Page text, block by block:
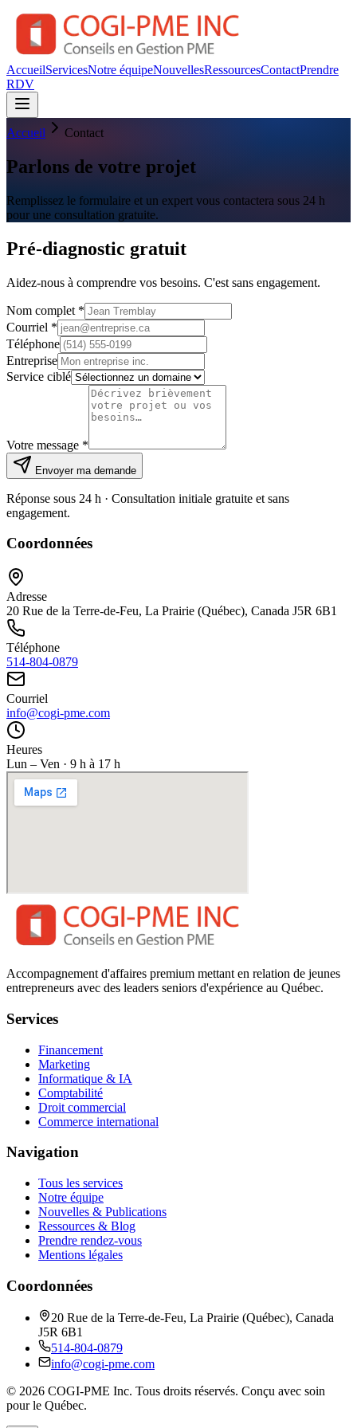
AccueilServicesNotre équipeNouvellesRessourcesContactPrendre
RDV
Accueil Contact
Parlons de votre projet
Remplissez le formulaire et un expert vous contactera sous 24 h
pour une consultation gratuite.
Pré-diagnostic gratuit
Aidez-nous à comprendre vos besoins. C'est sans engagement.
Nom complet *
Courriel *
Téléphone
Entreprise
Service ciblé
Votre message *
Envoyer ma demande
Réponse sous 24 h · Consultation initiale gratuite et sans
engagement.
Coordonnées
Adresse
20 Rue de la Terre-de-Feu, La Prairie (Québec), Canada J5R 6B1
Téléphone
514-804-0879
Courriel
info@cogi-pme.com
Heures
Lun – Ven · 9 h à 17 h
Accompagnement d'affaires premium mettant en relation de jeunes
entrepreneurs avec des leaders seniors d'expérience au Québec.
Services
Financement
Marketing
Informatique & IA
Comptabilité
Droit commercial
Commerce international
Navigation
Tous les services
Notre équipe
Nouvelles & Publications
Ressources & Blog
Prendre rendez-vous
Mentions légales
Coordonnées
20 Rue de la Terre-de-Feu, La Prairie (Québec), Canada
J5R 6B1
514-804-0879
info@cogi-pme.com
© 2026 COGI-PME Inc. Tous droits réservés. Conçu avec soin
pour le Québec.